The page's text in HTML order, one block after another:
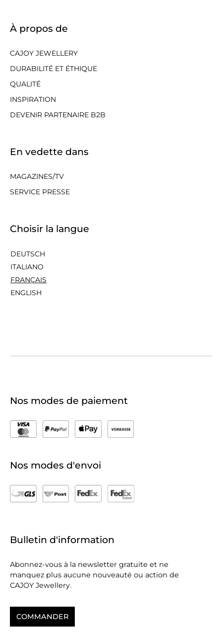
À propos de
CAJOY JEWELLERY
DURABILITÉ ET ÉTHIQUE
QUALITÉ
INSPIRATION
DEVENIR PARTENAIRE B2B
En vedette dans
MAGAZINES/TV
SERVICE PRESSE
Choisir la langue
DEUTSCH
ITALIANO
FRANÇAIS
ENGLISH
Nos modes de paiement
Nos modes d'envoi
Bulletin d'information
Abonnez-vous à la newsletter gratuite et ne
manquez plus aucune nouveauté ou action de
CAJOY Jewellery.
COMMANDER